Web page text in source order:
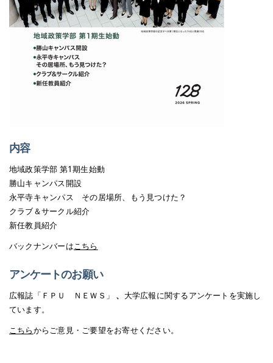
内容
地域政策学部 第1期生始動
勝山キャンパス開設
永平寺キャンパス その居場所、もう見つけた？
クラブ＆サークル紹介
新任教員紹介
バックナンバーはこちら
アンケートのお願い
広報誌「ＦＰＵ ＮＥＷＳ」 、 大学広報に関するアンケートを実施し
ています。
こちらからご意見・ご要望をお寄せください。